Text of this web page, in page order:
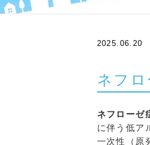
2025.06.20
ネフ
ネフローゼ
に伴う低ア
一次性（原